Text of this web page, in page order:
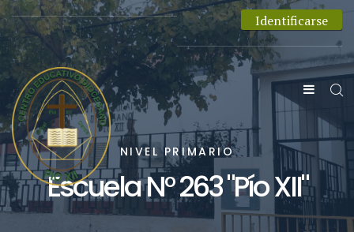
Identificarse
NIVEL PRIMARIO
Escuela N° 263 "Pío XII"